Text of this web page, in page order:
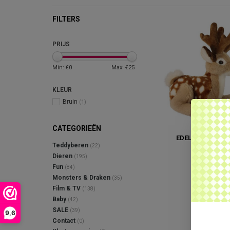
9,6
FILTERS
PRIJS
Min: €0 Max: €25
KLEUR
Bruin (1)
CATEGORIEËN
Teddyberen (22)
Dieren (195)
Fun (84)
Monsters & Draken (35)
Film & TV (138)
Baby (42)
SALE (39)
Contact (0)
EDELHERT
€23,95